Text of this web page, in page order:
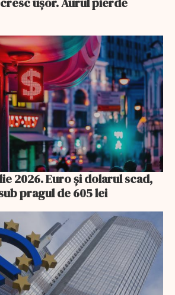
2026. Euro și dolarul scad,
pragul de 605 lei